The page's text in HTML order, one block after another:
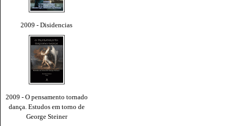
2009 - Disidencias
2009 - O pensamento tornado
dança. Estudos em torno de
George Steiner